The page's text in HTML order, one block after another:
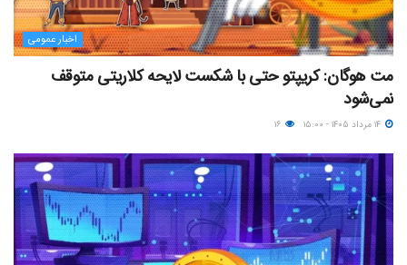
اخبار عمومی
مت هوگان: کریپتو حتی با شکست لایحه کلاریتی متوقف
نمی‌شود